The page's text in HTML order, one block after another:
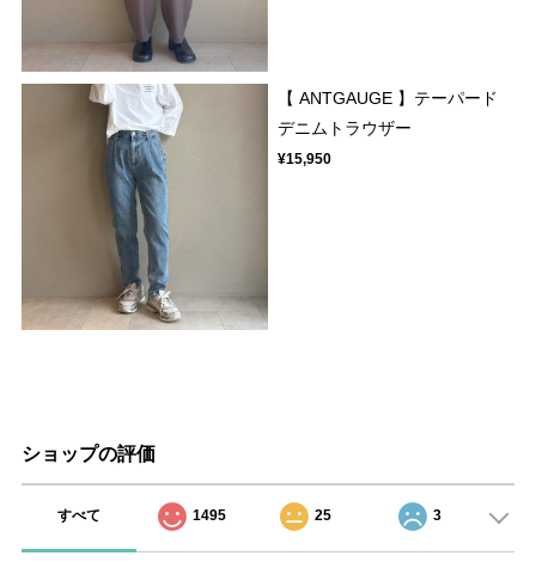
【 ANTGAUGE 】テーパード
デニムトラウザー
¥15,950
ショップの評価
すべて 1495 25 3